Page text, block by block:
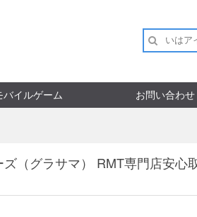
バイルゲーム お問い合わせ
（グラサマ） RMT専門店安